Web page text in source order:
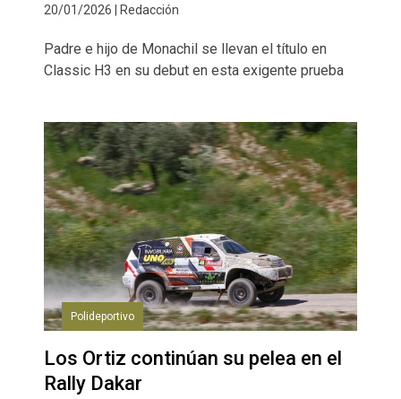
20/01/2026 | Redacción
Padre e hijo de Monachil se llevan el título en
Classic H3 en su debut en esta exigente prueba
Polideportivo
Los Ortiz continúan su pelea en el
Rally Dakar